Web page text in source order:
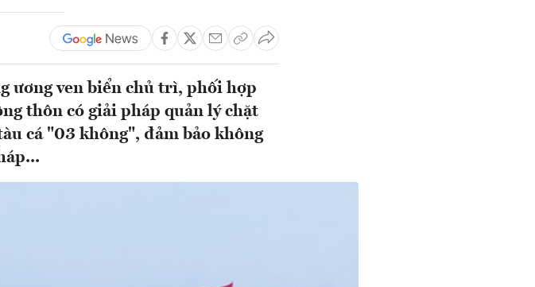
ương ven biển chủ trì, phối hợp
thôn có giải pháp quản lý chặt
cá "03 không", đảm bảo không